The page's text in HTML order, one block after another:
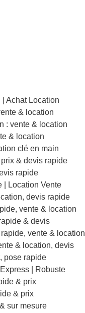
Achat Location
& location
: vente & location
& location
clé en main
& devis rapide
rapide
| Location Vente
devis rapide
vente & location
& devis
vente & location
& location, devis
pose rapide
| Robuste
& prix
& prix
sur mesure